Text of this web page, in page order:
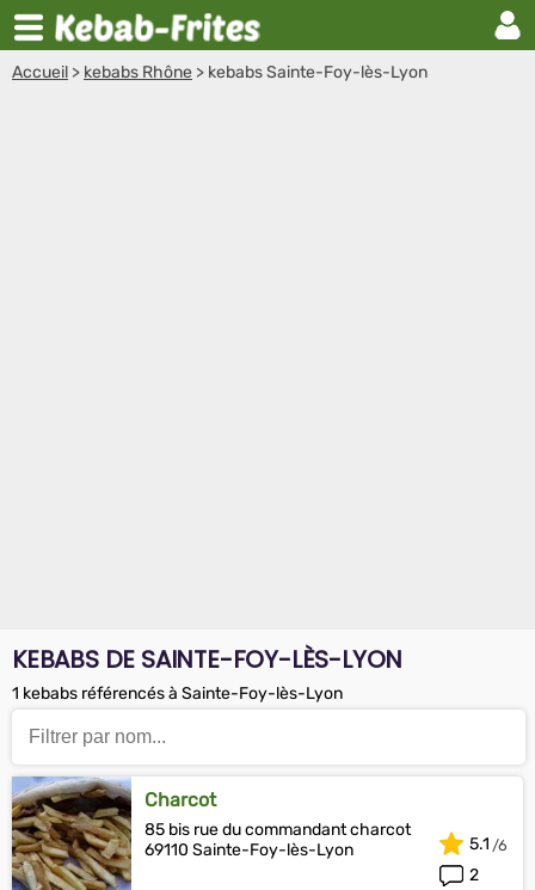
Accueil > kebabs Rhône > kebabs Sainte-Foy-lès-Lyon
KEBABS DE SAINTE-FOY-LÈS-LYON
1 kebabs référencés à Sainte-Foy-lès-Lyon
Charcot
85 bis rue du commandant charcot
69110 Sainte-Foy-lès-Lyon
2
5.1